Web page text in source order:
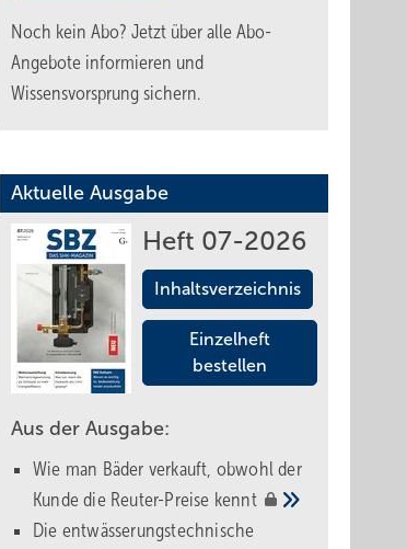
Noch kein Abo? Jetzt über alle Abo-
Angebote informieren und
Wissensvorsprung sichern.
Aktuelle Ausgabe
Heft 07-2026
Inhaltsverzeichnis
Einzelheft
bestellen
Aus der Ausgabe:
Wie man Bäder verkauft, obwohl der
Kunde die Reuter-Preise kennt
Die entwässerungstechnische